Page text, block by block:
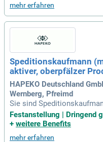
n gehört die Disposition
nverkehren. Du überprüfst
und Qualität, um
viceorientierte
abei essenziell. Zudem
mmerst dich um die
gistischen Prozesse.
mehr erfahren
Speditionskaufmann
aktiver, oberpfälzer
HAPEKO Deutschland
Wernberg, Pfreimd
Sie sind
ildung zur Fachkraft Zoll
wie Industriekaufmann im
ollprozesse eigenständig
Festanstellung | Dringend
+ weitere Benefits
mehr erfahren